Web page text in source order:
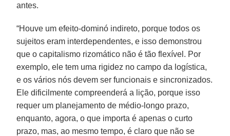
antes.
“Houve um efeito-dominó indireto, porque todos os
sujeitos eram interdependentes, e isso demonstrou
que o capitalismo rizomático não é tão flexível. Por
exemplo, ele tem uma rigidez no campo da logística,
e os vários nós devem ser funcionais e sincronizados.
Ele dificilmente compreenderá a lição, porque isso
requer um planejamento de médio-longo prazo,
enquanto, agora, o que importa é apenas o curto
prazo, mas, ao mesmo tempo, é claro que não se